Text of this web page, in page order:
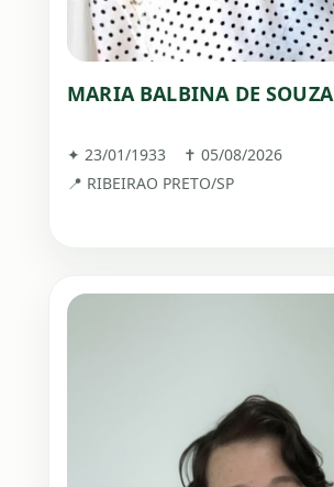
MARIA BALBINA DE SOUZA
✦ 23/01/1933 ✝ 05/08/2026
📍 RIBEIRAO PRETO/SP